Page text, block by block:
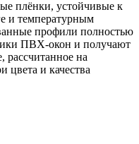
плёнки, устойчивые к
и температурным
профили полностью
ПВХ-окон и получают
рассчитанное на
цвета и качества